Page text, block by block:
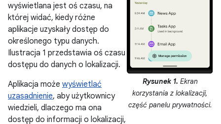
Rysunek 1. Ekran
korzystania z lokalizacji,
część panelu prywatności.
wyświetlana jest oś czasu, na
której widać, kiedy różne
aplikacje uzyskały dostęp do
określonego typu danych.
Ilustracja 1 przedstawia oś czasu
dostępu do danych o lokalizacji.
Aplikacja może wyświetlać
uzasadnienie, aby użytkownicy
wiedzieli, dlaczego ma ona
dostęp do informacji o lokalizacji,